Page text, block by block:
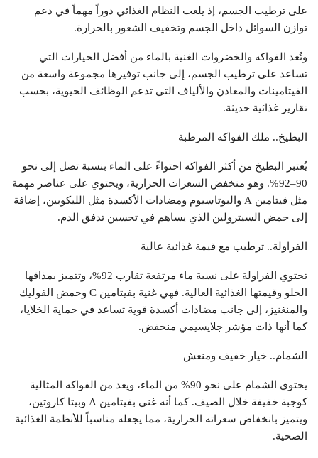
على ترطيب الجسم، إذ يلعب النظام الغذائي دوراً مهماً في دعم
توازن السوائل داخل الجسم وتخفيف الشعور بالحرارة.
وتُعد الفواكه والخضروات الغنية بالماء من أفضل الخيارات التي
تساعد على ترطيب الجسم، إلى جانب توفيرها مجموعة واسعة من
الفيتامينات والمعادن والألياف التي تدعم الوظائف الحيوية، بحسب
تقارير غذائية حديثة.
البطيخ.. ملك الفواكه المرطبة
يُعتبر البطيخ من أكثر الفواكه احتواءً على الماء بنسبة تصل إلى نحو
90–92%. وهو منخفض السعرات الحرارية، ويحتوي على عناصر مهمة
مثل فيتامين A والبوتاسيوم ومضادات الأكسدة مثل الليكوبين، إضافة
إلى حمض السيترولين الذي يساهم في تحسين تدفق الدم.
الفراولة.. ترطيب مع قيمة غذائية عالية
تحتوي الفراولة على نسبة ماء مرتفعة تقارب 92%، وتتميز بمذاقها
الحلو وقيمتها الغذائية العالية. فهي غنية بفيتامين C وحمض الفوليك
والمنغنيز، إلى جانب مضادات أكسدة قوية تساعد في حماية الخلايا،
كما أنها ذات مؤشر جلايسيمي منخفض.
الشمام.. خيار خفيف ومنعش
يحتوي الشمام على نحو 90% من الماء، ويعد من الفواكه المثالية
كوجبة خفيفة خلال الصيف. كما أنه غني بفيتامين A وبيتا كاروتين،
ويتميز بانخفاض سعراته الحرارية، مما يجعله مناسباً للأنظمة الغذائية
الصحية.